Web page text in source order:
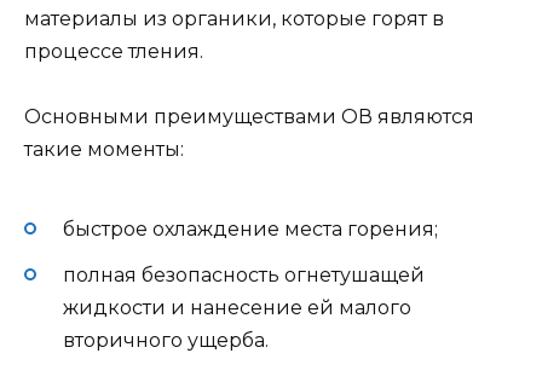
материалы из органики, которые горят в
процессе тления.
Основными преимуществами ОВ являются
такие моменты:
быстрое охлаждение места горения;
полная безопасность огнетушащей
жидкости и нанесение ей малого
вторичного ущерба.